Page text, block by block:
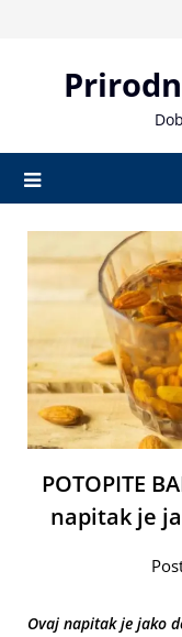
POTOPITE
napitak je
Ovaj napitak je jako